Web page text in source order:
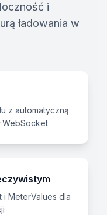
i
ładowania w
z automatyczną
WebSocket
i MeterValues dla